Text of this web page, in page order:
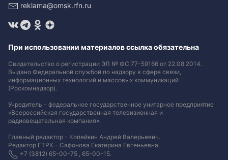
reklama@omsk.rfn.ru
При использовании материалов ссылка обязательна
Свидетельство о регистрации ЭЛ № ФС 77-59166 от 22.08.2014.
Выдано Федеральной службой по надзору в сфере связи,
информационных технологий и массовых коммуникаций
(Роскомнадзор).
Учредитель - федеральное государственное унитарное предприятие
«Всероссийская государственная телевизионная и
радиовещательная компания».
Главный редактор - Копейкин Андрей Валерьевич.
Редактор ГТРК - Сафонова Екатерина Евгеньевна.
+7 (3812) 65-00-75 , 65-00-15.